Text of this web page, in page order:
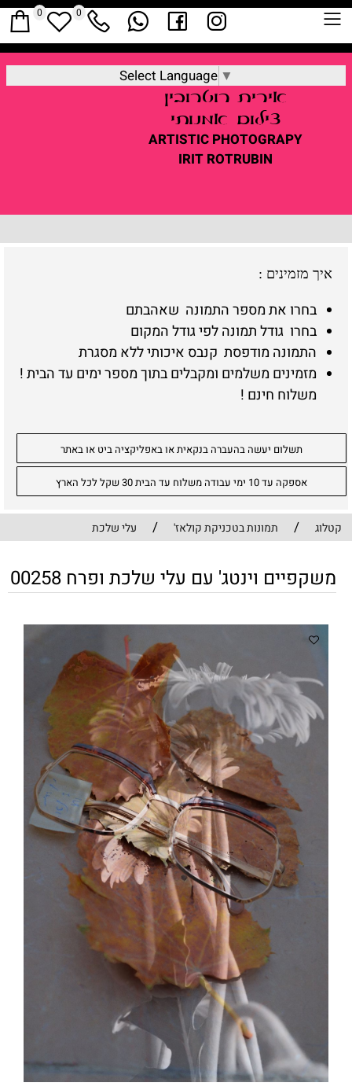
Select Language ▼
אירית רוטרובין
צילום אמנותי
ARTISTIC PHOTOGRAPY
IRIT ROTRUBIN
0 0
איך מזמינים :
בחרו את מספר התמונה שאהבתם
בחרו גודל תמונה לפי גודל המקום
התמונה מודפסת קנבס איכותי ללא מסגרת
מזמינים משלמים ומקבלים בתוך מספר ימים עד הבית !
משלוח חינם !
תשלום יעשה בהעברה בנקאית או באפליקציה ביט או באתר
אספקה עד 10 ימי עבודה משלוח עד הבית 30 שקל לכל הארץ
קטלוג / תמונות בטכניקת קולאז' / עלי שלכת
משקפיים וינטג' עם עלי שלכת ופרח 00258